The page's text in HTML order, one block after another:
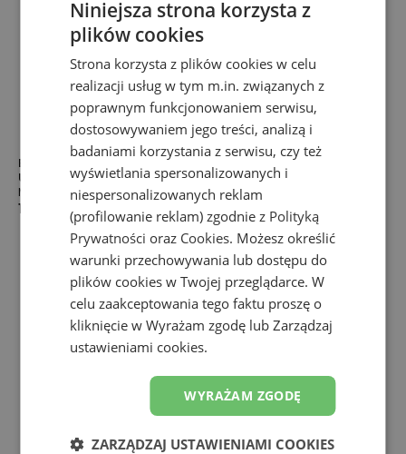
Buty unisex New Balance
U997AC - żółte
MADE IN USA
1099,99 zł
Buty unisex New Balance
U990SG6 – beżowe
MADE IN USA
1149,99 zł
Niniejsza strona korzysta z
plików cookies
Strona korzysta z plików cookies w celu
realizacji usług w tym m.in. związanych z
poprawnym funkcjonowaniem serwisu,
dostosowywaniem jego treści, analizą i
badaniami korzystania z serwisu, czy też
wyświetlania spersonalizowanych i
niespersonalizowanych reklam
(profilowanie reklam) zgodnie z Polityką
Prywatności oraz Cookies. Możesz określić
warunki przechowywania lub dostępu do
plików cookies w Twojej przeglądarce. W
celu zaakceptowania tego faktu proszę o
kliknięcie w Wyrażam zgodę lub Zarządzaj
ustawieniami cookies.
WYRAŻAM ZGODĘ
ZARZĄDZAJ USTAWIENIAMI COOKIES